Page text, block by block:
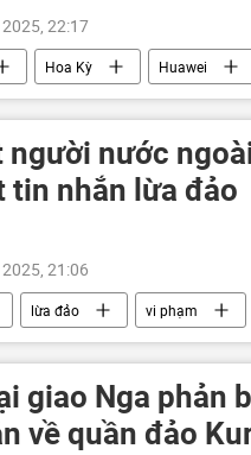
22:17
Hoa Kỳ Huawei
Thế giới phương Tây
người nước
tin nhắn lừa đảo
21:06
lừa đảo vi phạm
công an công an
giao Nga phản
về quần đảo